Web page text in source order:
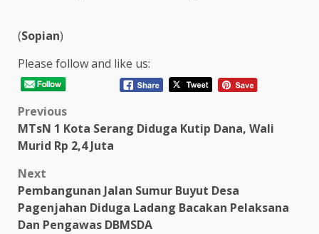
(Sopian)
Please follow and like us:
Post
navigation
Previous
MTsN 1 Kota Serang Diduga Kutip Dana, Wali
Murid Rp 2,4 Juta
Next
Pembangunan Jalan Sumur Buyut Desa
Pagenjahan Diduga Ladang Bacakan Pelaksana
Dan Pengawas DBMSDA